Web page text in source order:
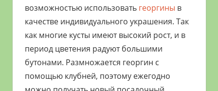
возможностью использовать георгины в
качестве индивидуального украшения. Так
как многие кусты имеют высокий рост, и в
период цветения радуют большими
бутонами. Размножается георгин с
помощью клубней, поэтому ежегодно